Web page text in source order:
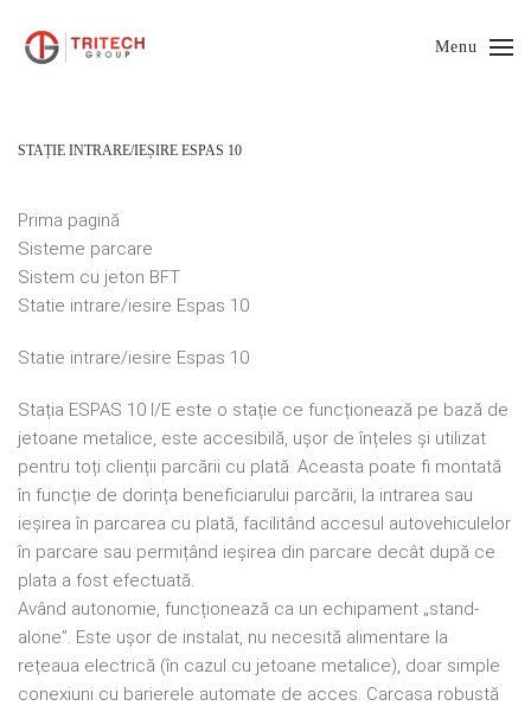
Menu
STAȚIE INTRARE/IEȘIRE ESPAS 10
Prima pagină
Sisteme parcare
Sistem cu jeton BFT
Statie intrare/iesire Espas 10
Statie intrare/iesire Espas 10
Stația ESPAS 10 I/E este o stație ce funcționează pe bază de
jetoane metalice, este accesibilă, ușor de înțeles și utilizat
pentru toți clienții parcării cu plată. Aceasta poate fi montată
în funcție de dorința beneficiarului parcării, la intrarea sau
ieșirea în parcarea cu plată, facilitând accesul autovehiculelor
în parcare sau permițând ieșirea din parcare decât după ce
plata a fost efectuată.
Având autonomie, funcționează ca un echipament „stand-
alone”. Este ușor de instalat, nu necesită alimentare la
rețeaua electrică (în cazul cu jetoane metalice), doar simple
conexiuni cu barierele automate de acces. Carcasa robustă